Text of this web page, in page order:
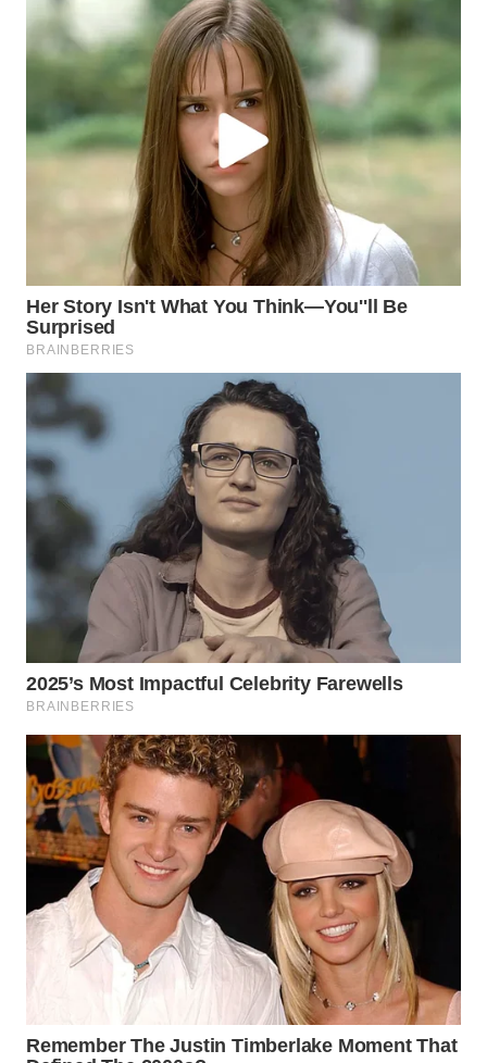
KARO
SIMALUNGUN
LABUHANBATU
TENGAH
WN DELI
WN
TEBING
TINGGI
PAKPAK
WN
KARAWANG
WN
WN
BOGOR
WN
DEPOK
WN
TAPANULI
WN